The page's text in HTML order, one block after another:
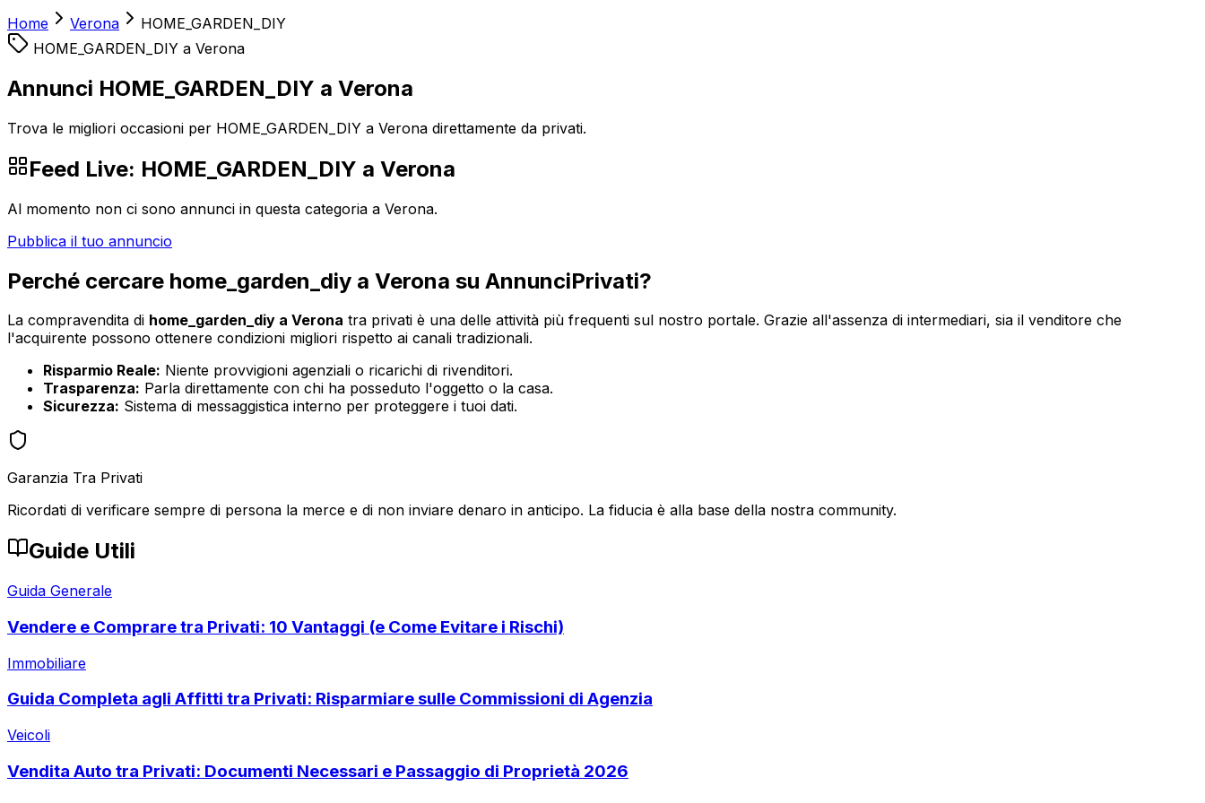
Home Verona
HOME_GARDEN_DIY
HOME_GARDEN_DIY a Verona
Annunci HOME_GARDEN_DIY a Verona
Trova le migliori occasioni per HOME_GARDEN_DIY a Verona direttamente da privati.
Feed Live: HOME_GARDEN_DIY a Verona
Al momento non ci sono annunci in questa categoria a Verona.
Pubblica il tuo annuncio
Perché cercare home_garden_diy a Verona su AnnunciPrivati?
La compravendita di home_garden_diy a Verona tra privati è una delle attività più frequenti sul nostro portale. Grazie all'assenza di intermediari, sia il venditore che
l'acquirente possono ottenere condizioni migliori rispetto ai canali tradizionali.
Risparmio Reale: Niente provvigioni agenziali o ricarichi di rivenditori.
Trasparenza: Parla direttamente con chi ha posseduto l'oggetto o la casa.
Sicurezza: Sistema di messaggistica interno per proteggere i tuoi dati.
Garanzia Tra Privati
Ricordati di verificare sempre di persona la merce e di non inviare denaro in anticipo. La fiducia è alla base della nostra community.
Guide Utili
Guida Generale
Vendere e Comprare tra Privati: 10 Vantaggi (e Come Evitare i Rischi)
Immobiliare
Guida Completa agli Affitti tra Privati: Risparmiare sulle Commissioni di Agenzia
Veicoli
Vendita Auto tra Privati: Documenti Necessari e Passaggio di Proprietà 2026